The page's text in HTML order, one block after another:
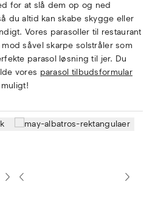
for at slå dem op og ned
du altid kan skabe skygge eller
Vores parasoller til restaurant
såvel skarpe solstråler som
parasol løsning til jer. Du
vores parasol tilbudsformular